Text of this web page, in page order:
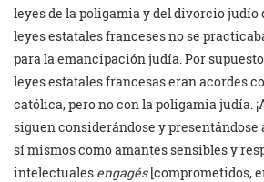
leyes de la poligamia y del divorcio
leyes estatales franceses no se
para la emancipación judía. Por
leyes estatales francesas eran acordes
católica, pero no con la poligamia judía.
siguen considerándose y presentándose
sí mismos como amantes sensibles y
intelectuales engagés[comprometidos,